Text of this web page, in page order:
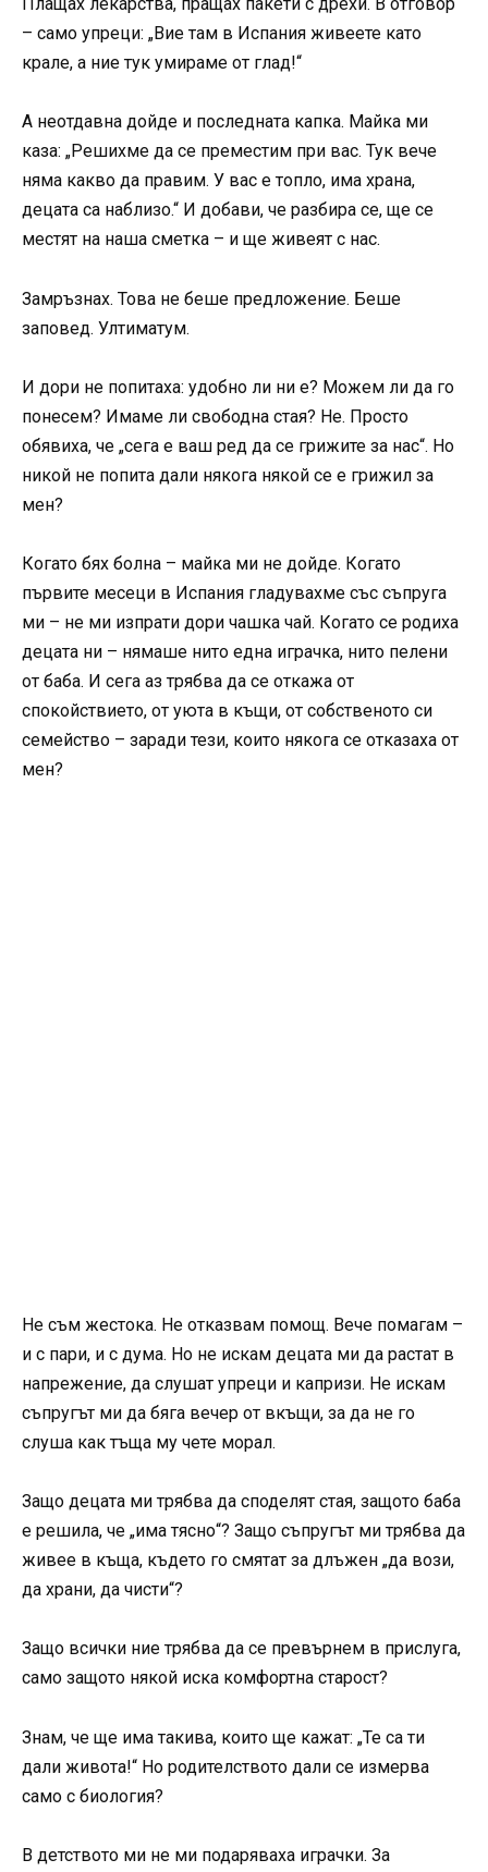
– само упреци: „Вие там в Испания живеете като
крале, а ние тук умираме от глад!“
А неотдавна дойде и последната капка. Майка ми
каза: „Решихме да се преместим при вас. Тук вече
няма какво да правим. У вас е топло, има храна,
децата са наблизо.“ И добави, че разбира се, ще се
местят на наша сметка – и ще живеят с нас.
Замръзнах. Това не беше предложение. Беше
заповед. Ултиматум.
И дори не попитаха: удобно ли ни е? Можем ли да го
понесем? Имаме ли свободна стая? Не. Просто
обявиха, че „сега е ваш ред да се грижите за нас“. Но
никой не попита дали някога някой се е грижил за
мен?
Когато бях болна – майка ми не дойде. Когато
първите месеци в Испания гладувахме със съпруга
ми – не ми изпрати дори чашка чай. Когато се родиха
децата ни – нямаше нито една играчка, нито пелени
от баба. И сега аз трябва да се откажа от
спокойствието, от уюта в къщи, от собственото си
семейство – заради тези, които някога се отказаха от
мен?
Не съм жестока. Не отказвам помощ. Вече помагам –
и с пари, и с дума. Но не искам децата ми да растат в
напрежение, да слушат упреци и капризи. Не искам
съпругът ми да бяга вечер от вкъщи, за да не го
слуша как тъща му чете морал.
Защо децата ми трябва да споделят стая, защото баба
е решила, че „има тясно“? Защо съпругът ми трябва да
живее в къща, където го смятат за длъжен „да вози,
да храни, да чисти“?
Защо всички ние трябва да се превърнем в прислуга,
само защото някой иска комфортна старост?
Знам, че ще има такива, които ще кажат: „Те са ти
дали живота!“ Но родителството дали се измерва
само с биология?
В детството ми не ми подаряваха играчки. За